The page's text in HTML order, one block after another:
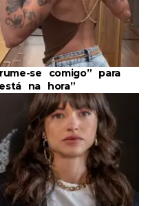
se comigo” para
na hora”